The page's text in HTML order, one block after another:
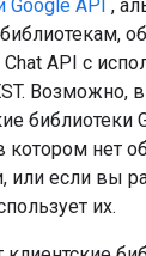
Google API ,
API с
Возможно,
библиотеки
котором нет
или если вы
их.